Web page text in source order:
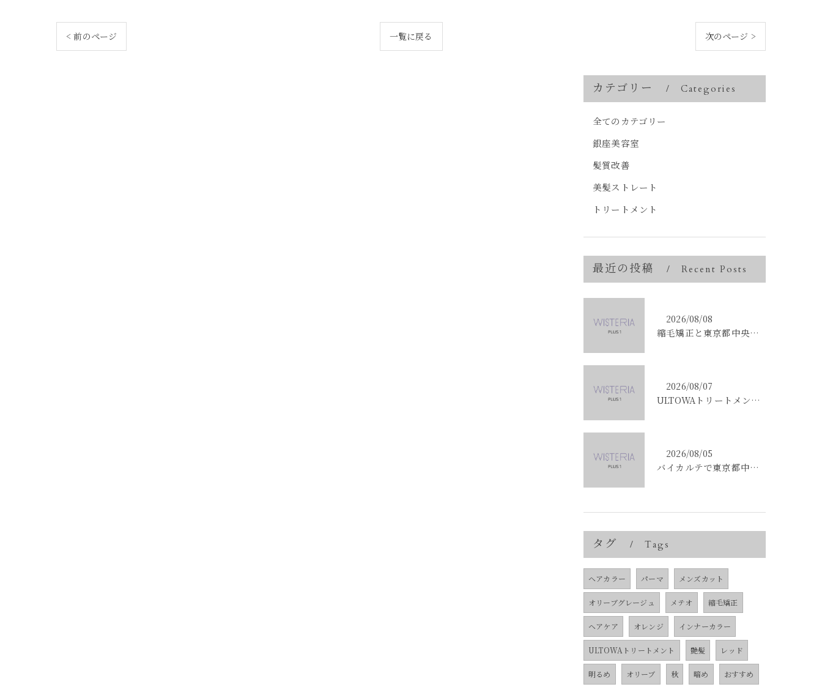
< 前のページ 一覧に戻る 次のページ >
カテゴリー Categories
全てのカテゴリー
銀座美容室
髪質改善
美髪ストレート
トリートメント
最近の投稿 Recent Posts
2026/08/08
縮毛矯正と東京都中央区銀座で叶える髪質改善のポイントと理想の仕上がりを徹底解説
2026/08/07
ULTOWAトリートメントで東京都中央区銀座の髪質改善を目指す人への効果と選び方ガイド
2026/08/05
バイカルテで東京都中央区銀座のエイジングケア悩みを解決する方法と正規品選びのポイント
タグ Tags
ヘアカラー パーマ メンズカット
オリーブグレージュ メテオ 縮毛矯正
ヘアケア オレンジ インナーカラー
ULTOWAトリートメント 艶髪 レッド
明るめ オリーブ 秋 暗め おすすめ